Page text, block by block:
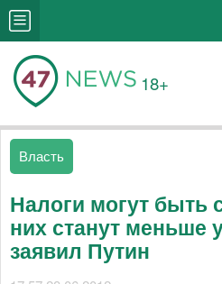
18+
Власть
Налоги могут быть
них станут меньше
заявил Путин